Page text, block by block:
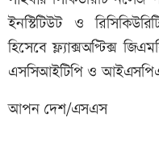
ইনস্টিটিউট ও
হিসেবে ফ্ল্যাক্সঅপ্টিক্স
এসসিআইটিপি ও
আপন দেশ/এসএস